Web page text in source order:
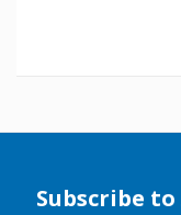
Subscribe